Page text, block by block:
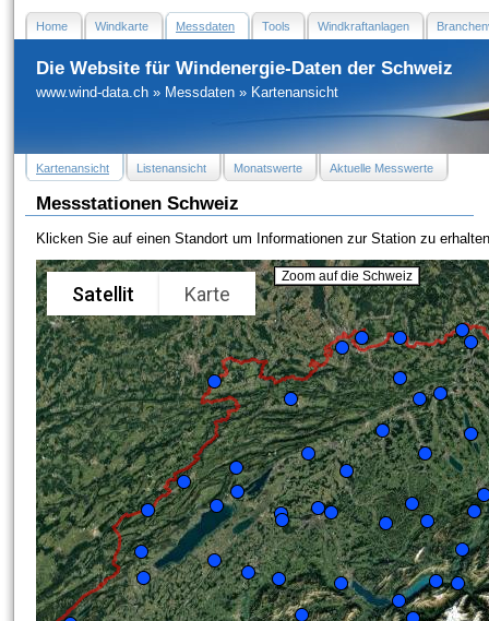
Home Windkarte Messdaten Tools Windkraftanlagen
Die Website für Windenergie-Daten der Schweiz
www.wind-data.ch » Messdaten » Kartenansicht
Kartenansicht Listenansicht Monatswerte Aktuelle Messwerte
Messstationen Schweiz
Klicken Sie auf einen Standort um Informationen zur Station zu
Satellit Karte
Zoom auf die Schweiz